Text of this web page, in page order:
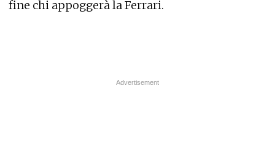
fine chi appoggerà la Ferrari.